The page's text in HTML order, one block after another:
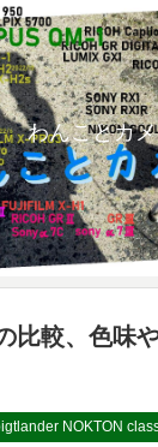
わんことカ
比較、色味
NOKTON